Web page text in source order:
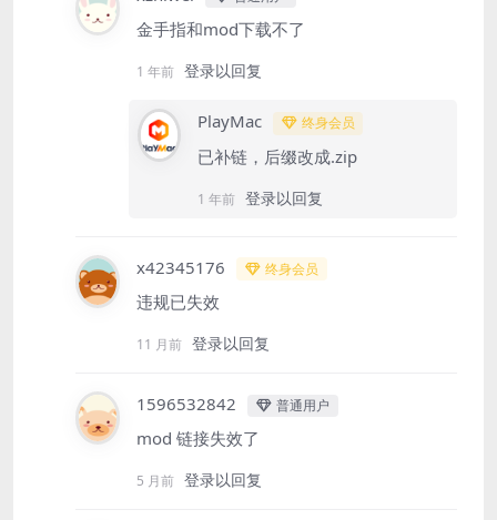
金手指和mod下载不了
1 年前 登录以回复
PlayMac 终身会员
已补链，后缀改成.zip
1 年前 登录以回复
x42345176 终身会员
违规已失效
11 月前 登录以回复
1596532842 普通用户
mod 链接失效了
5 月前 登录以回复